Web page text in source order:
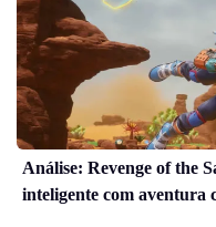
Análise: Revenge of the
inteligente com aventura